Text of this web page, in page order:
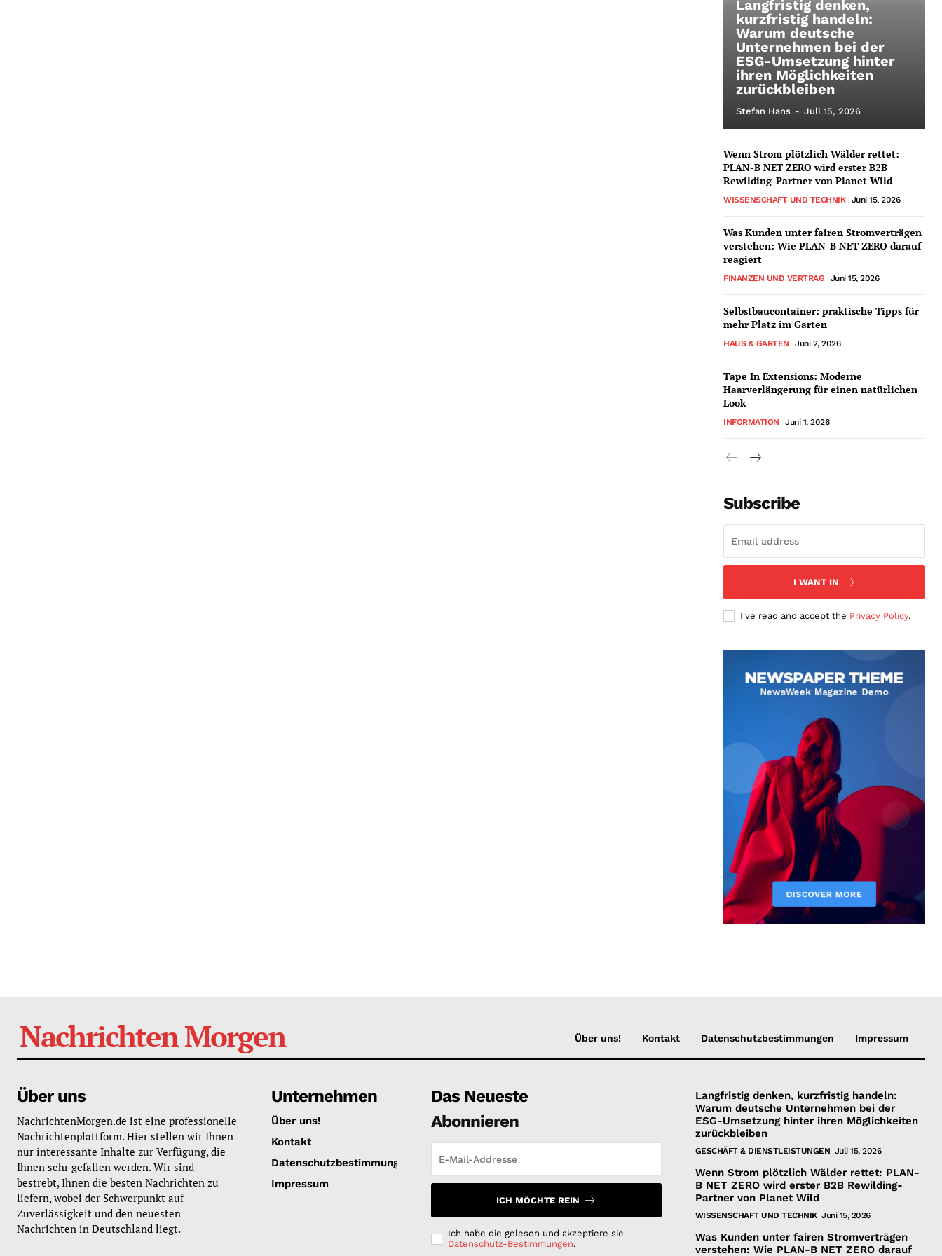
Langfristig denken,
kurzfristig handeln:
Warum deutsche
Unternehmen bei der
ESG-Umsetzung hinter
ihren Möglichkeiten
zurückbleiben
Stefan Hans - Juli 15, 2026
Wenn Strom plötzlich Wälder rettet:
PLAN-B NET ZERO wird erster B2B
Rewilding-Partner von Planet Wild
WISSENSCHAFT UND TECHNIK Juni 15, 2026
Was Kunden unter fairen Stromverträgen
verstehen: Wie PLAN-B NET ZERO darauf
reagiert
FINANZEN UND VERTRAG Juni 15, 2026
Selbstbaucontainer: praktische Tipps für
mehr Platz im Garten
HAUS & GARTEN Juni 2, 2026
Tape In Extensions: Moderne
Haarverlängerung für einen natürlichen
Look
INFORMATION Juni 1, 2026
Subscribe
I WANT IN
I've read and accept the Privacy Policy.
Nachrichten Morgen Über uns! Kontakt Datenschutzbestimmungen Impressum
Über uns
NachrichtenMorgen.de ist eine professionelle
Nachrichtenplattform. Hier stellen wir Ihnen
nur interessante Inhalte zur Verfügung, die
Ihnen sehr gefallen werden. Wir sind
bestrebt, Ihnen die besten Nachrichten zu
liefern, wobei der Schwerpunkt auf
Zuverlässigkeit und den neuesten
Nachrichten in Deutschland liegt.
Unternehmen
Über uns!
Kontakt
Datenschutzbestimmungen
Impressum
Das Neueste
Abonnieren
ICH MÖCHTE REIN
Ich habe die gelesen und akzeptiere sie
Datenschutz-Bestimmungen.
Langfristig denken, kurzfristig handeln:
Warum deutsche Unternehmen bei der
ESG-Umsetzung hinter ihren Möglichkeiten
zurückbleiben
GESCHÄFT & DIENSTLEISTUNGEN Juli 15, 2026
Wenn Strom plötzlich Wälder rettet: PLAN-
B NET ZERO wird erster B2B Rewilding-
Partner von Planet Wild
WISSENSCHAFT UND TECHNIK Juni 15, 2026
Was Kunden unter fairen Stromverträgen
verstehen: Wie PLAN-B NET ZERO darauf